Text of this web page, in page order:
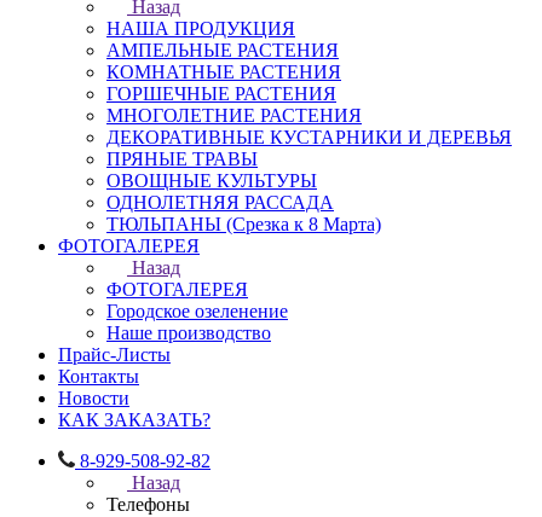
Назад
НАША ПРОДУКЦИЯ
АМПЕЛЬНЫЕ РАСТЕНИЯ
КОМНАТНЫЕ РАСТЕНИЯ
ГОРШЕЧНЫЕ РАСТЕНИЯ
МНОГОЛЕТНИЕ РАСТЕНИЯ
ДЕКОРАТИВНЫЕ КУСТАРНИКИ И ДЕРЕВЬЯ
ПРЯНЫЕ ТРАВЫ
ОВОЩНЫЕ КУЛЬТУРЫ
ОДНОЛЕТНЯЯ РАССАДА
ТЮЛЬПАНЫ (Срезка к 8 Марта)
ФОТОГАЛЕРЕЯ
Назад
ФОТОГАЛЕРЕЯ
Городское озеленение
Наше производство
Прайс-Листы
Контакты
Новости
КАК ЗАКАЗАТЬ?
8-929-508-92-82
Назад
Телефоны